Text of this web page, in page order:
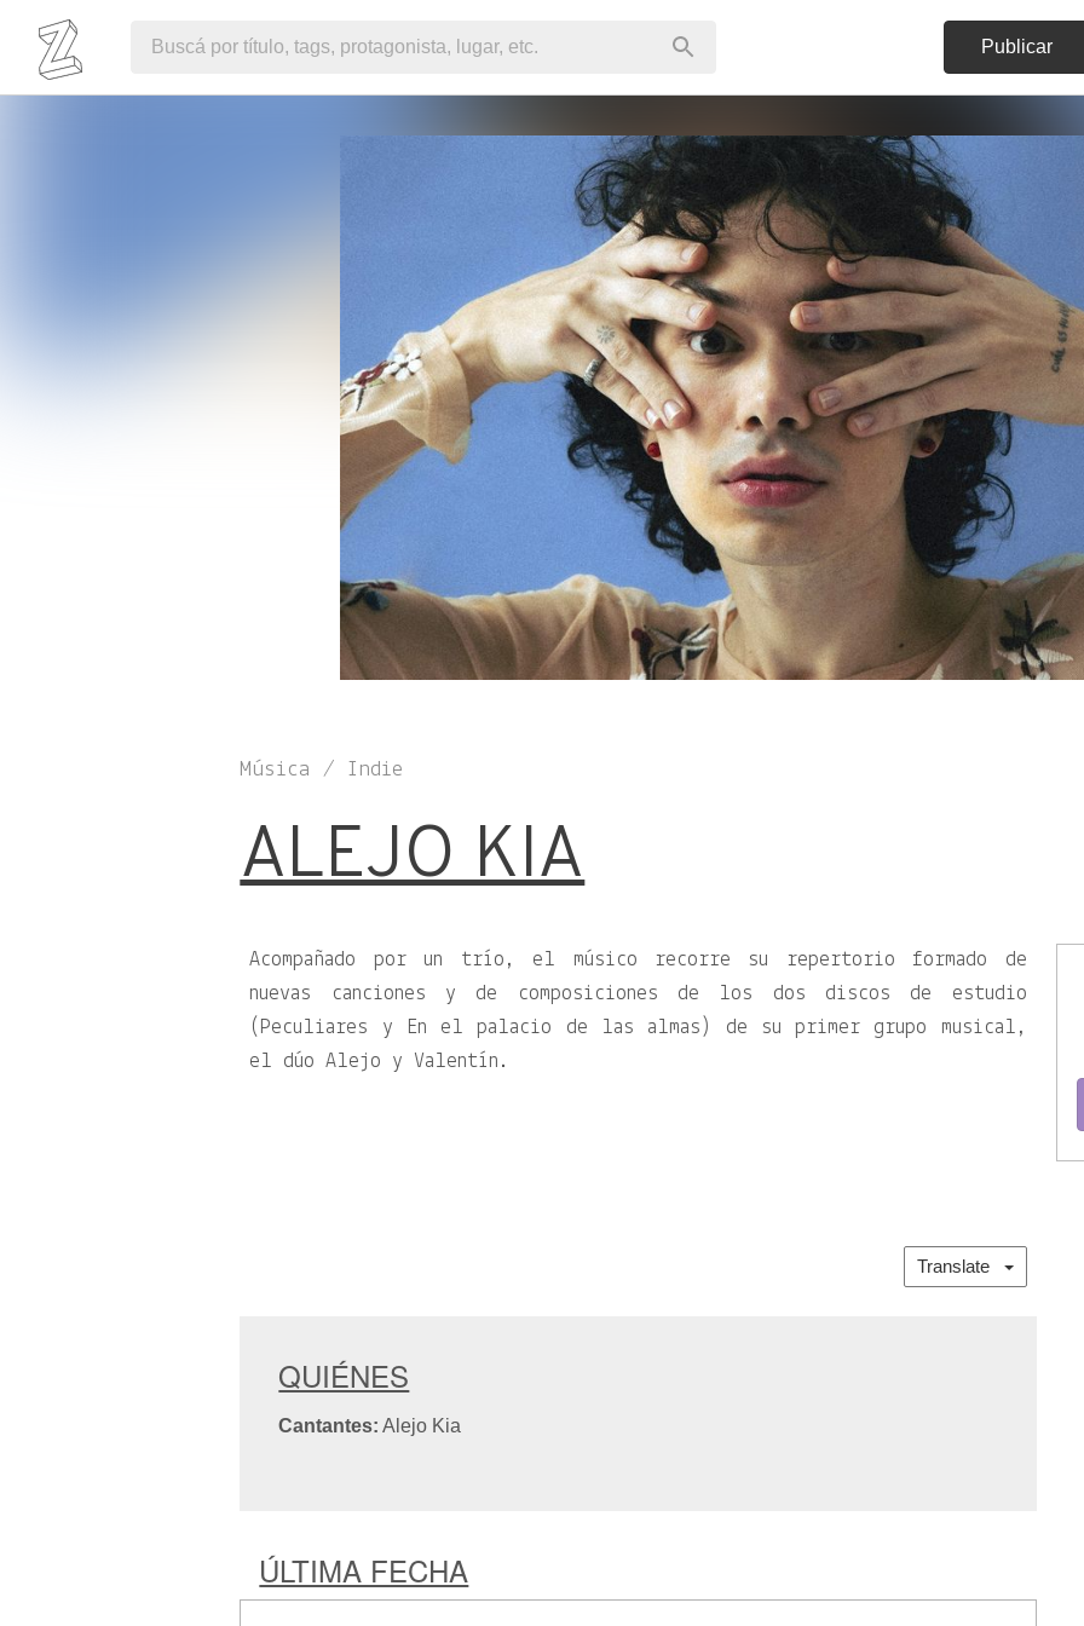
Publicar
Música / Indie
ALEJO KIA
Acompañado por un trío, el músico recorre su repertorio formado de
nuevas canciones y de composiciones de los dos discos de estudio
(Peculiares y En el palacio de las almas) de su primer grupo musical,
el dúo Alejo y Valentín.
Translate
QUIÉNES
Cantantes: Alejo Kia
ÚLTIMA FECHA